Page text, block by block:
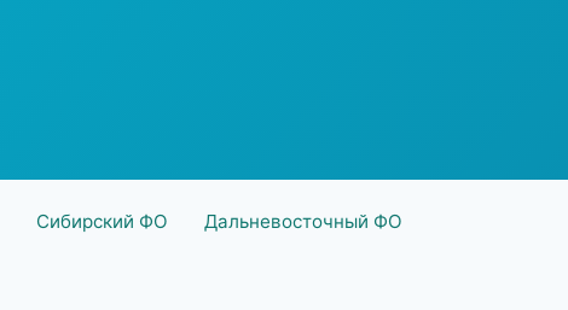
Сибирский ФО Дальневосточный ФО